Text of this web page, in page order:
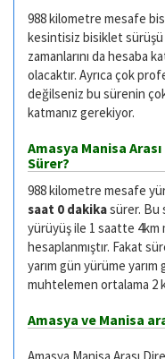
988 kilometre mesafe
kesintisiz bisiklet sürüşü
zamanlarını da hesaba
olacaktır. Ayrıca çok
değilseniz bu sürenin
katmanız gerekiyor.
Amasya Manisa
Sürer?
988 kilometre mesafe
saat 0 dakikasürer. Bu
yürüyüş ile 1 saatte
hesaplanmıştır. Fakat
yarım gün yürüme
muhtelemen ortalama 2
Amasya ve Manisa
Amasya Manisa Arası